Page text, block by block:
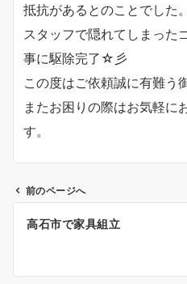
抵抗があるとのことでした。
スタッフで隠れてしまった
事に駆除完了☆彡
この度はご依頼誠に有難う
またお困りの際はお気軽に
す。
前のページへ
高石市で家具組立